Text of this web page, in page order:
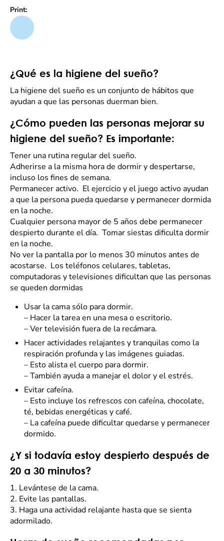
Print:
¿Qué es la higiene del sueño?
La higiene del sueño es un conjunto de hábitos que
ayudan a que las personas duerman bien.
¿Cómo pueden las personas mejorar su
higiene del sueño? Es importante:
Tener una rutina regular del sueño.
Adherirse a la misma hora de dormir y despertarse,
incluso los fines de semana.
Permanecer activo. El ejercicio y el juego activo ayudan
a que la persona pueda quedarse y permanecer dormida
en la noche.
Cualquier persona mayor de 5 años debe permanecer
despierto durante el día. Tomar siestas dificulta dormir
en la noche.
No ver la pantalla por lo menos 30 minutos antes de
acostarse. Los teléfonos celulares, tabletas,
computadoras y televisiones dificultan que las personas
se queden dormidas
Usar la cama sólo para dormir.
– Hacer la tarea en una mesa o escritorio.
–Ver televisión fuera de la recámara.
Hacer actividades relajantes y tranquilas como la
respiración profunda y las imágenes guiadas.
– Esto alista el cuerpo para dormir.
–También ayuda a manejar el dolor y el estrés.
Evitar cafeína.
– Esto incluye los refrescos con cafeína, chocolate,
té, bebidas energéticas y café.
– La cafeína puede dificultar quedarse y permanecer
dormido.
¿Y si todavía estoy despierto después de
20 a 30 minutos?
1. Levántese de la cama.
2. Evite las pantallas.
3. Haga una actividad relajante hasta que se sienta
adormilado.